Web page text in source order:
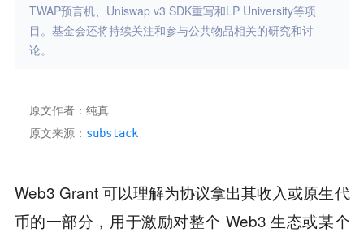
TWAP预言机、Uniswap v3 SDK重写和LP University等项
目。基金会还将持续关注和参与公共物品相关的研究和讨
论。
原文作者：纯真
原文来源： substack
Web3 Grant 可以理解为协议拿出其收入或原生代
币的一部分，用于激励对整个 Web3 生态或某个